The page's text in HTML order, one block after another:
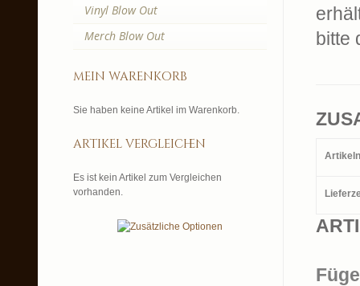
bitte
Vinyl Blow Out
Merch Blow Out
mein warenkorb
Sie haben keine Artikel im Warenkorb.
artikel vergleichen
Es ist kein Artikel zum Vergleichen
vorhanden.